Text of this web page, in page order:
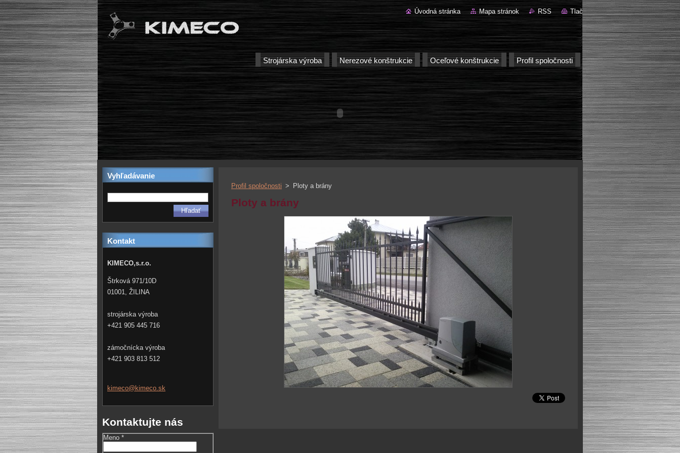
Úvodná stránka Mapa stránok RSS Tlač
Profil spoločnosti
Oceľové konštrukcie
Nerezové konštrukcie
Strojárska výroba
Vyhľadávanie
Kontakt
KIMECO,s.r.o.
Štrková 971/10D
01001, ŽILINA
strojárska výroba
+421 905 445 716
zámočnícka výroba
+421 903 813 512
kimeco@kimeco.sk
Kontaktujte nás
Meno *
Profil spoločnosti > Ploty a brány
Ploty a brány